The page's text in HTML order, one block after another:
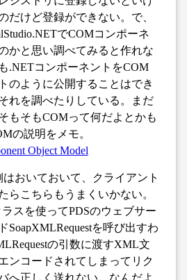
だけど登録ができない。で、
でCOMコンポーネ
かと思い調べてみると作れな
.NETコンポーネントをCOM
のように公開することはでき
れを調べたりしている。まだ
もそもCOMって何だよとかも
の説明をメモ。
Object Model
はおいておいて、クライアント
らこちらもうまくいかない。
ラスを使ってPDSのウェブサー
SoapXMLRequestを呼び出すわ
の引数に渡すXML文
ンコードされてしまってリク
へ正しく送れない。なんだよ